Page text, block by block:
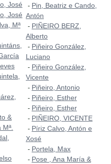
José
José
Mª
&
Mª.
- Pin, Beatriz e Cando,
Antón
- PIÑEIRO BERZ,
Alberto
- Piñeiro González,
Luciano
- Piñeiro González,
Vicente
- Piñeiro, Antonio
- Piñeiro, Esther
- Piñeiro, Esther
- PIÑEIRO, VICENTE
- Píriz Calvo, Antón e
Xosé
- Portela, Max
- Pose , Ana María &